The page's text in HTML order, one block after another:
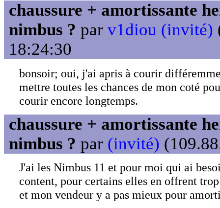
chaussure + amortissante
nimbus ? par v1diou (invité)
18:24:30
bonsoir; oui, j'ai apris à courir
mettre toutes les chances de mon coté
courir encore longtemps.
chaussure + amortissante
nimbus ? par (invité)
J'ai les Nimbus 11 et pour moi qui ai
content, pour certains elles en offrent
et mon vendeur y a pas mieux pour